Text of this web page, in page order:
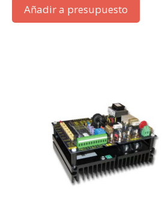
Añadir a presupuesto